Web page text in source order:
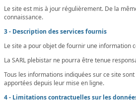
Le site est mis à jour régulièrement. De la
connaissance.
3 - Description des services fournis
Le site a pour objet de fournir une information
La SARL plebistar ne pourra être tenue
Tous les informations indiquées sur ce site
apportées depuis leur mise en ligne.
4 - Limitations contractuelles sur les